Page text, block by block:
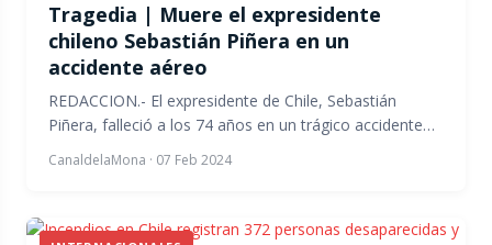
Tragedia | Muere el expresidente
chileno Sebastián Piñera en un
accidente aéreo
REDACCION.- El expresidente de Chile, Sebastián
Piñera, falleció a los 74 años en un trágico accidente…
CanaldelaMona · 07 Feb 2024